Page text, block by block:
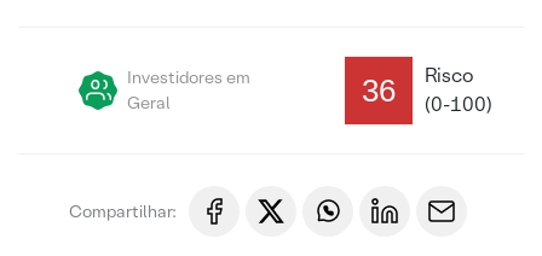
Investidores em
Geral
36
Risco
(0-100)
Compartilhar: